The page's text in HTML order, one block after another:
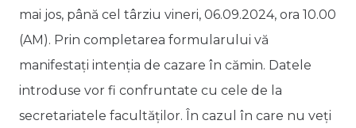
mai jos, până cel târziu vineri, 06.09.2024, ora 10.00
(AM). Prin completarea formularului vă
manifestați intenția de cazare în cămin. Datele
introduse vor fi confruntate cu cele de la
secretariatele facultăților. În cazul în care nu veți